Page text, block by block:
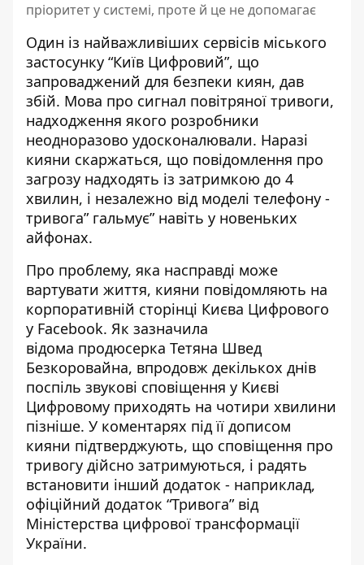
пріоритет у системі, проте й це не допомагає
Один із найважливіших сервісів міського
застосунку “Київ Цифровий”, що
запроваджений для безпеки киян, дав
збій. Мова про сигнал повітряної тривоги,
надходження якого розробники
неодноразово удосконалювали. Наразі
кияни скаржаться, що повідомлення про
загрозу надходять із затримкою до 4
хвилин, і незалежно від моделі телефону -
тривога” гальмує” навіть у новеньких
айфонах.
Про проблему, яка насправді може
вартувати життя, кияни повідомляють на
корпоративній сторінці Києва Цифрового
у Facebook. Як зазначила
відома продюсерка Тетяна Швед
Безкоровайна, впродовж декількох днів
поспіль звукові сповіщення у Києві
Цифровому приходять на чотири хвилини
пізніше. У коментарях під її дописом
кияни підтверджують, що сповіщення про
тривогу дійсно затримуються, і радять
встановити інший додаток - наприклад,
офіційний додаток “Тривога” від
Міністерства цифрової трансформації
України.